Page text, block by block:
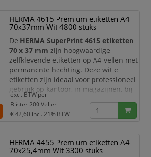
waarschuwingslabels, archivering en
kantoororganisatie.
Dankzij het formaat van210 x 297 mm
bieden dez
HERMA 4615 Premium etiketten A4
70x37mm Wit 4800 stuks
De HERMA SuperPrint 4615 etiketten
70 x 37 mm zijn hoogwaardige
zelfklevende etiketten op A4-vellen met
permanente hechting. Deze witte
etiketten zijn ideaal voor professioneel
gebruik op kantoor, in magazijnen, bij
verzending, archivering,
productlabeling en administratieve
toepassingen. Met
4800 etiketten
ruime voorraad voor dagelijks en
intensief labelgebruik.
excl. BTW per
Blister 200 Vellen
€ 42,60 incl. 21% BTW
HERMA 4455 Premium etiketten A4
70x25,4mm Wit 3300 stuks